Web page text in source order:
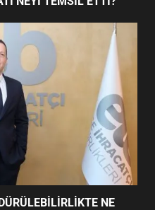
BAŞARDI?
SÜRE
DEĞİŞTİ?
SATRANÇ
KAYITLARI NEYİ
NE